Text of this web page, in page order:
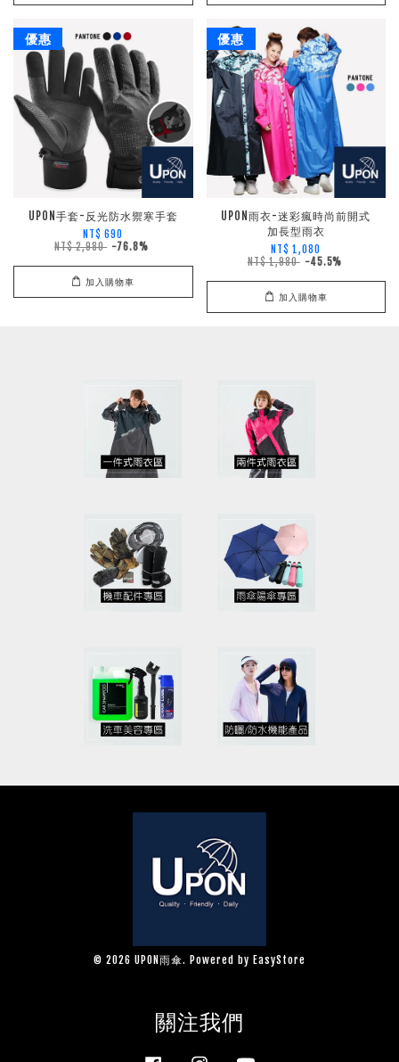
優惠
UPON手套-反光防水禦寒手套
NT$ 690
NT$ 2,980 -76.8%
加入購物車
優惠
UPON雨衣-迷彩瘋時尚前開式
加長型雨衣
NT$ 1,080
NT$ 1,980 -45.5%
加入購物車
© 2026 UPON雨傘. Powered by EasyStore
關注我們